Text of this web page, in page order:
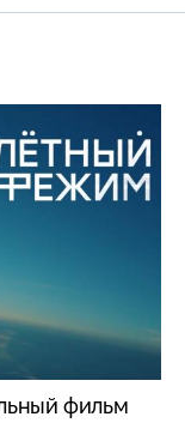
фильм